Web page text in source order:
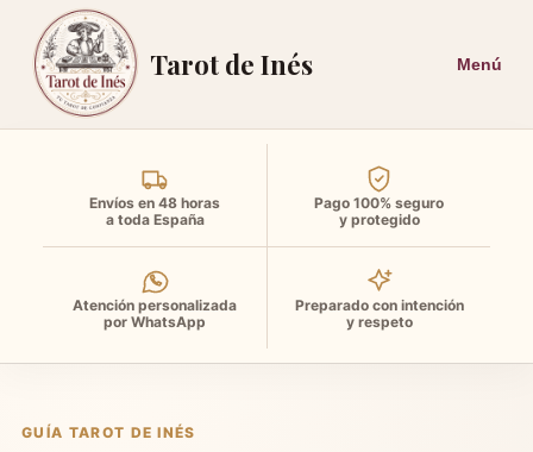
Tarot de Inés
Envíos en 48 horas
a toda España
Pago 100% seguro
y protegido
Atención personalizada
por WhatsApp
Preparado con intención
y respeto
GUÍA TAROT DE INÉS